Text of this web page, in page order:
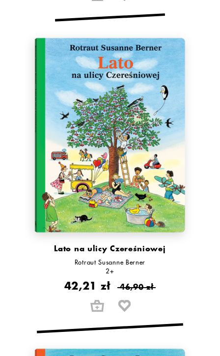
Lato na ulicy Czereśniowej
Rotraut Susanne Berner
2+
42,21 zł 46,90 zł